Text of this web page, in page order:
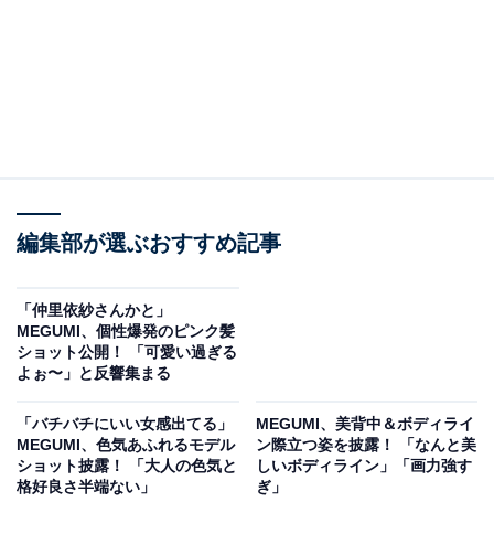
編集部が選ぶおすすめ記事
「仲里依紗さんかと」
MEGUMI、個性爆発のピンク髪
ショット公開！ 「可愛い過ぎる
よぉ〜」と反響集まる
「バチバチにいい女感出てる」
MEGUMI、色気あふれるモデル
ショット披露！ 「大人の色気と
格好良さ半端ない︎」
MEGUMI、美背中＆ボディライ
ン際立つ姿を披露！ 「なんと美
しいボディライン」「画力強す
ぎ」